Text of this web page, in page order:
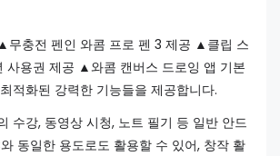
무충전 펜인 와콤 프로 펜 3 제공 ▲클립 스
사용권 제공 ▲와콤 캔버스 드로잉 앱 기본
적화된 강력한 기능들을 제공합니다.
수강, 동영상 시청, 노트 필기 등 일반 안드
동일한 용도로도 활용할 수 있어, 창작 활